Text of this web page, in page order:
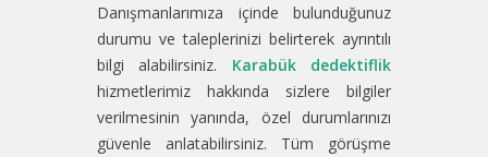
Danışmanlarımıza içinde bulunduğunuz
durumu ve taleplerinizi belirterek ayrıntılı
bilgi alabilirsiniz. Karabük dedektiflik
hizmetlerimiz hakkında sizlere bilgiler
verilmesinin yanında, özel durumlarınızı
güvenle anlatabilirsiniz. Tüm görüşme